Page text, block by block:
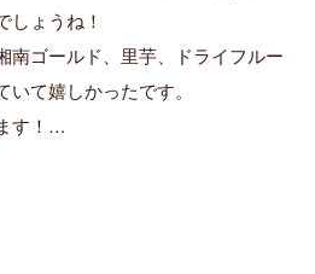
しょうね！
南ゴールド、里芋、ドライフルー
て嬉しかったです。
す！…